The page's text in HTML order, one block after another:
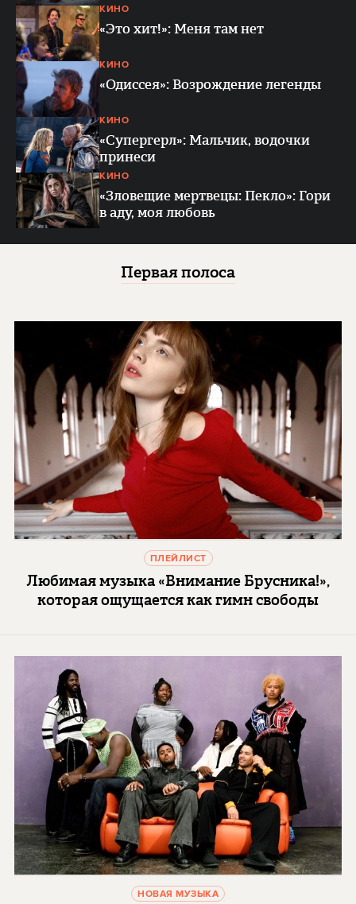
КИНО
«Это хит!»: Меня там нет
КИНО
«Одиссея»: Возрождение легенды
КИНО
«Супергерл»: Мальчик, водочки
принеси
КИНО
«Зловещие мертвецы: Пекло»: Гори
в аду, моя любовь
Первая полоса
ПЛЕЙЛИСТ
Любимая музыка «Внимание Брусника!»,
которая ощущается как гимн свободы
НОВАЯ МУЗЫКА